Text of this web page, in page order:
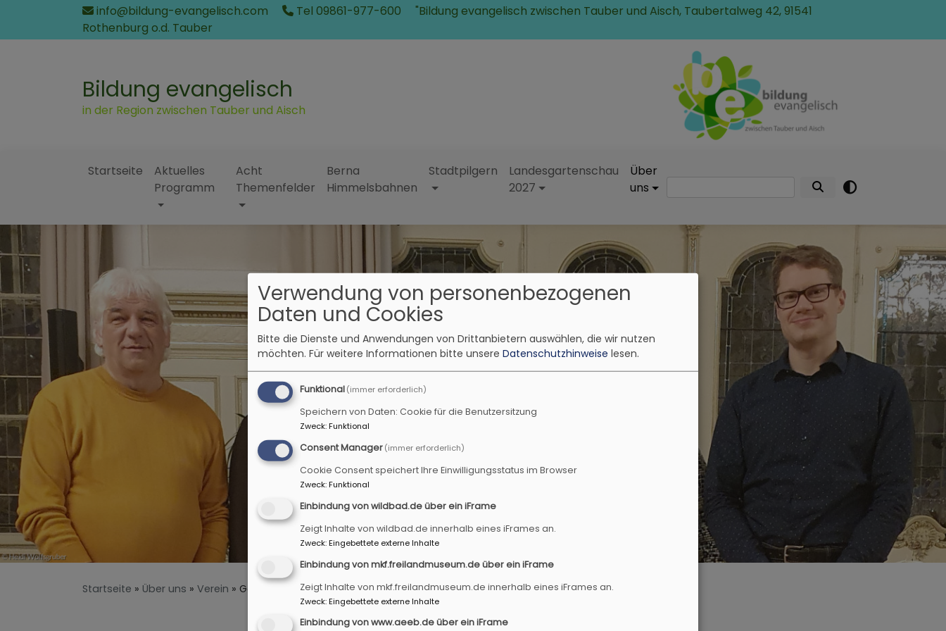
Inhalt
info@bildung-evangelisch.com Tel 09861-977-600
"Bildung evangelisch zwischen Tauber und Aisch, Taubertalweg 42, 91541
Rothenburg o.d. Tauber
Bildung evangelisch
in der Region zwischen Tauber und Aisch
Hauptnavigation
Startseite
Aktuelles
Programm
Acht
Themenfelder
Berna
Himmelsbahnen
Stadtpilgern
Landesgartenschau
2027
Über
uns
Startseite Über uns Verein Geschäftsführung
Verwendung von personenbezogenen
Daten und Cookies
Bitte die Dienste und Anwendungen von Drittanbietern auswählen, die wir nutzen
möchten. Für weitere Informationen bitte unsere Datenschutzhinweise lesen.
Funktional(immer erforderlich)
Speichern von Daten: Cookie für die Benutzersitzung
Zweck:Funktional
Consent Manager(immer erforderlich)
Cookie Consent speichert Ihre Einwilligungsstatus im Browser
Zweck:Funktional
Einbindung von wildbad.de über ein iFrame
Zeigt Inhalte von wildbad.de innerhalb eines iFrames an.
Zweck:Eingebettete externe Inhalte
Einbindung von mkf.freilandmuseum.de über ein iFrame
Zeigt Inhalte von mkf.freilandmuseum.de innerhalb eines iFrames an.
Zweck:Eingebettete externe Inhalte
Einbindung von www.aeeb.de über ein iFrame